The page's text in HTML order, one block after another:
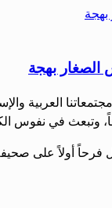
الصغار بهجة
العربية
وتبعث في
فرحاً أولاً على